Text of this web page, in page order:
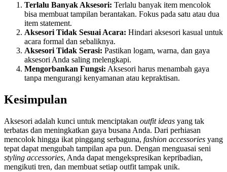
Terlalu Banyak Aksesori: Terlalu banyak item mencolok
bisa membuat tampilan berantakan. Fokus pada satu atau dua
item statement.
Aksesori Tidak Sesuai Acara: Hindari aksesori kasual untuk
acara formal dan sebaliknya.
Aksesori Tidak Serasi: Pastikan logam, warna, dan gaya
aksesori Anda saling melengkapi.
Mengorbankan Fungsi: Aksesori harus menambah gaya
tanpa mengurangi kenyamanan atau kepraktisan.
Kesimpulan
Aksesori adalah kunci untuk menciptakan outfit ideas yang tak
terbatas dan meningkatkan gaya busana Anda. Dari perhiasan
mencolok hingga ikat pinggang serbaguna, fashion accessories yang
tepat dapat mengubah tampilan apa pun. Dengan menguasai seni
styling accessories, Anda dapat mengekspresikan kepribadian,
mengikuti tren, dan membuat setiap outfit tampak unik.